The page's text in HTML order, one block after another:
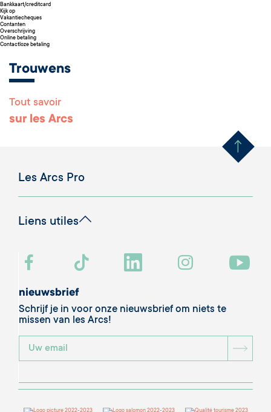
Bankkaart/creditcard
Kijk op
Vakantiecheques
Contanten
Overschrijving
Online betaling
Contactloze betaling
Trouwens
Tout savoir
sur les Arcs Remonter
Les Arcs Pro
Liens utiles
nieuwsbrief
Schrijf je in voor onze nieuwsbrief om niets te
missen van les Arcs!